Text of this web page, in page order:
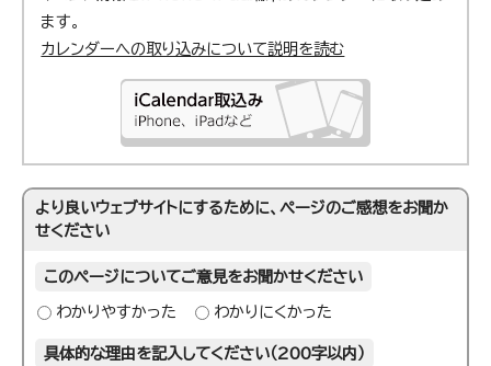
ます。
カレンダーへの取り込みについて説明を読む
より良いウェブサイトにするために、ページのご感想をお聞か
せください
このページについてご意見をお聞かせください
わかりやすかった わかりにくかった
具体的な理由を記入してください（200字以内）